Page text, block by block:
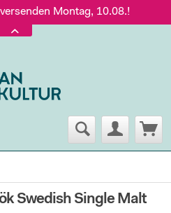
Montag, 10.08.!
ab 95 € Warenwert
Montag, 10.08.!
Swedish Single Malt